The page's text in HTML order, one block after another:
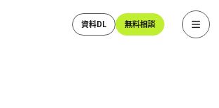
資料DL 無料相談